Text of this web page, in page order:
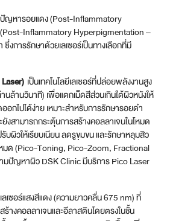
มารถแก้ปัญหาผิวได้หลายอย่างพร้อมกัน
นปัจจุบันจึงไม่ได้หยุดแค่การทำให้สิวหาย แต่
ลับมาเรียบเนียนกระจ่างใสด้วยเทคโนโลยีขั้น
มาะสมที่สุด ไม่ว่าจะเป็นยา หรือเลเซอร์ชนิด
นิจฉัยและวางแผนจากแพทย์ผู้เชี่ยวชาญ เพื่อให้
บสภาพปัญหาของแต่ละบุคคล
ง
พทย์ การดูแลตนเองอย่างถูกวิธีเป็นสิ่งสำคัญที่
รักษาและป้องกันการเกิดสิวที่หลังซ้ำ
ยหรือมีเหงื่อออกมากทันที เลือกใช้ผลิตภัณฑ์
ไม่ระคายเคืองผิว และอาจมีส่วนผสมช่วยลด